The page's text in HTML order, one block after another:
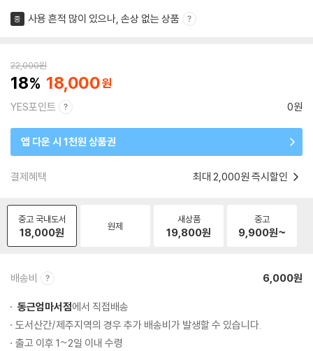
중 사용 흔적 많이 있으나, 손상 없는 상품
22,000원
18 18,000
YES포인트 0원
앱 다운 시 1천원 상품권
결제혜택 최대 2,000원 즉시할인
중고 국내도서
18,000원 원제
새상품
19,800원
중고
9,900원~
배송비 6,000원
동근엄마서점에서 직접배송
도서산간/제주지역의 경우 추가 배송비가 발생할 수 있습니다.
출고 이후 1~2일 이내 수령